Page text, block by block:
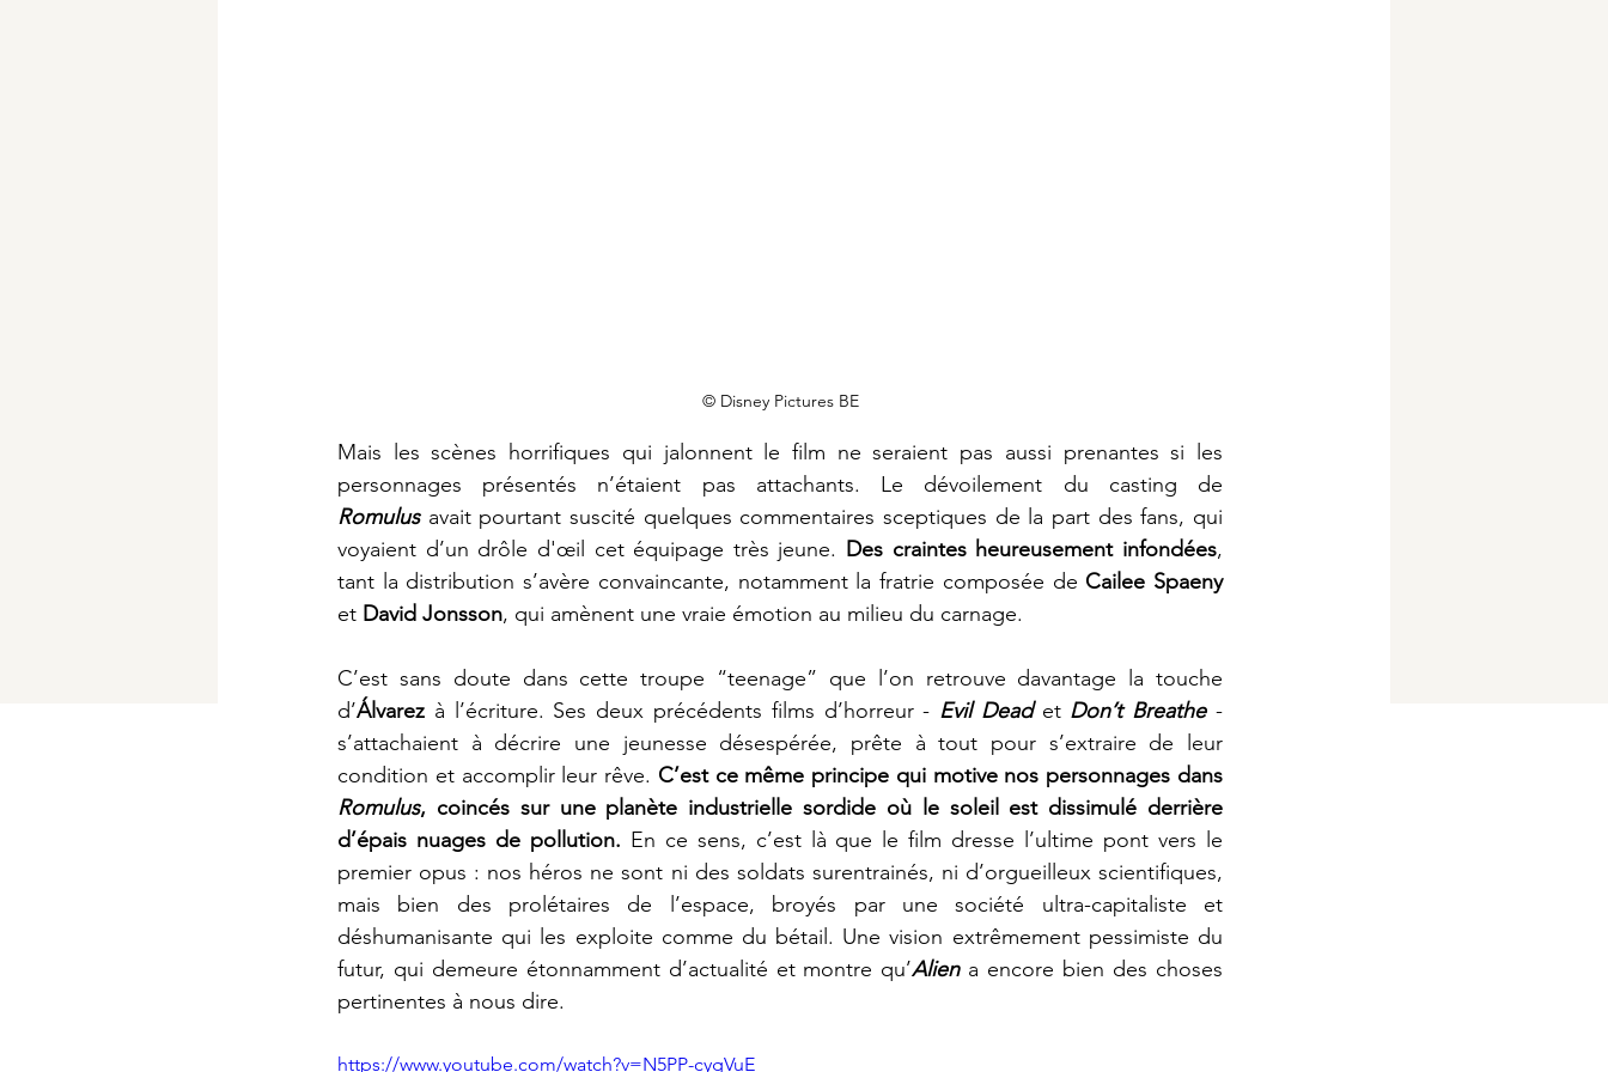
© Disney Pictures BE
Mais les scènes horrifiques qui jalonnent le film ne seraient pas aussi prenantes si les
Romulus avait pourtant suscité quelques commentaires sceptiques de la part des fans, qui
voyaient d’un drôle d'œil cet équipage très jeune. Des craintes heureusement infondées,
tant la distribution s’avère convaincante, notamment la fratrie composée de
Cailee Spaeny
et David Jonsson, qui amènent une vraie émotion au milieu du carnage.
C’est sans doute dans cette troupe “teenage” que l’on retrouve davantage la touche
d’Álvarez à l’écriture. Ses deux précédents films d’horreur - Evil Dead et Don’t Breathe -
s’attachaient à décrire une jeunesse désespérée, prête à tout pour s’extraire de leur
condition et accomplir leur rêve.
Romulus, coincés sur une planète industrielle sordide où le soleil est dissimulé derrière
d’épais nuages de pollution. En ce sens, c’est là que le film dresse l’ultime pont vers le
premier opus : nos héros ne sont ni des soldats surentrainés, ni d’orgueilleux scientifiques,
mais bien des prolétaires de l’espace, broyés par une société ultra-capitaliste et
déshumanisante qui les exploite comme du bétail. Une vision extrêmement pessimiste du
futur, qui demeure étonnamment d’actualité et montre qu’Alien a encore bien des choses
pertinentes à nous dire.
https://www.youtube.com/watch?v=N5PP-cygVuE